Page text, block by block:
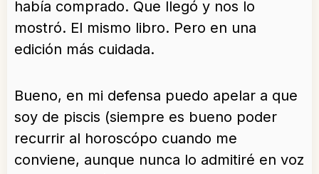
había comprado. Que llegó y nos lo
mostró. El mismo libro. Pero en una
edición más cuidada.
Bueno, en mi defensa puedo apelar a que
soy de piscis (siempre es bueno poder
recurrir al horoscópo cuando me
conviene, aunque nunca lo admitiré en voz